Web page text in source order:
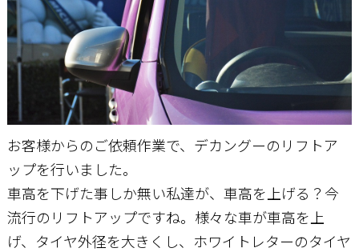
お客様からのご依頼作業で、デカングーのリフトア
ップを行いました。
車高を下げた事しか無い私達が、車高を上げる？今
流行のリフトアップですね。様々な車が車高を上
げ、タイヤ外径を大きくし、ホワイトレターのタイヤ